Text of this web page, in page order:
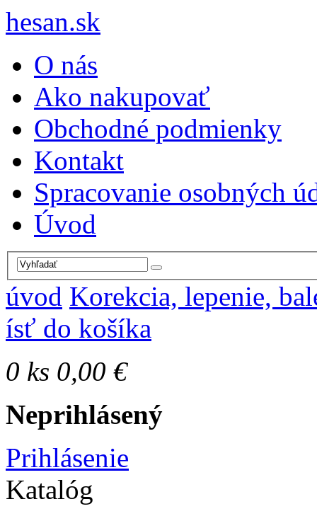
hesan.sk
O nás
Ako nakupovať
Obchodné podmienky
Kontakt
Spracovanie osobných
Úvod
úvod Korekcia, lepenie,
ísť do košíka
0 ks 0,00 €
Neprihlásený
Prihlásenie
Katalóg